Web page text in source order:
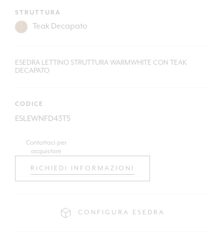
STRUTTURA
ESEDRA LETTINO STRUTTURA WARMWHITE CON TEAK
DECAPATO
CODICE
ESLEWNFD43T5
Contattaci per
acquistare
RICHIEDI INFORMAZIONI
CONFIGURA ESEDRA